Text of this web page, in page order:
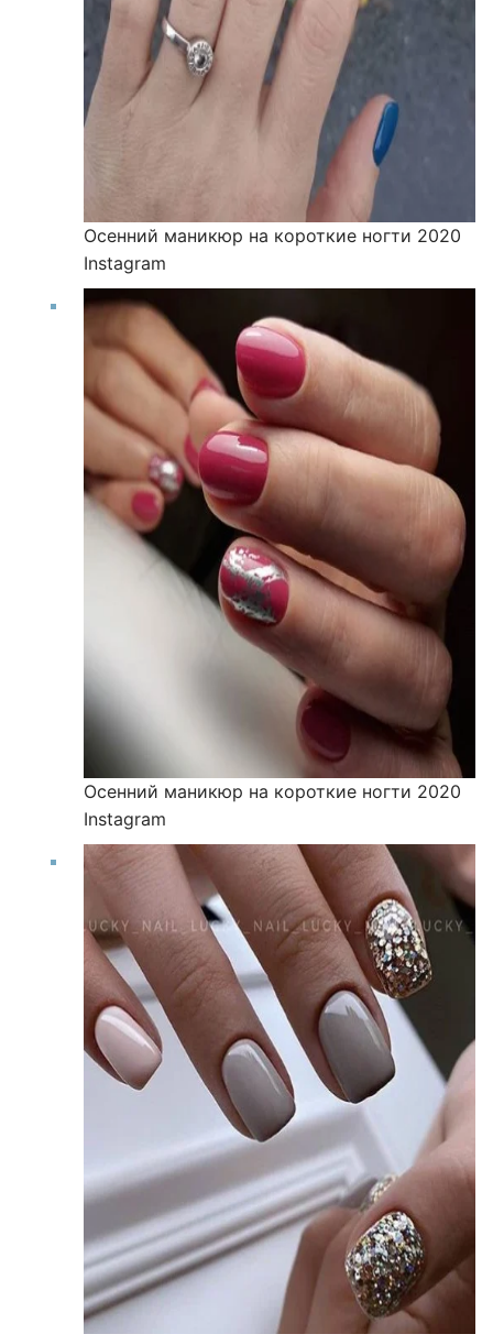
Осенний маникюр на короткие ногти 2020
Instagram
Осенний маникюр на короткие ногти 2020
Instagram